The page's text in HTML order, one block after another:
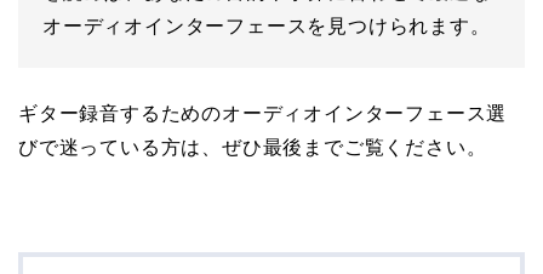
オーディオインターフェースを見つけられます。
ギター録音するためのオーディオインターフェース選
びで迷っている方は、ぜひ最後までご覧ください。